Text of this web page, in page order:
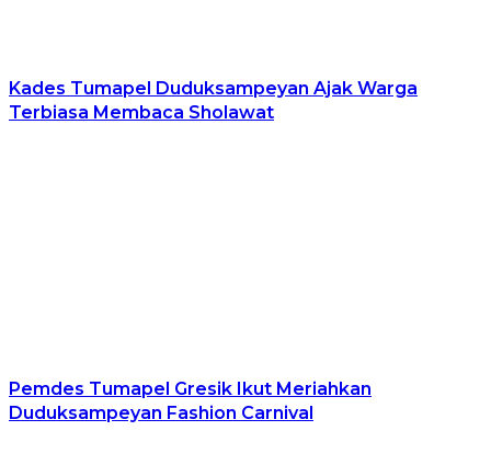
Kades Tumapel Duduksampeyan Ajak Warga
Terbiasa Membaca Sholawat
Pemdes Tumapel Gresik Ikut Meriahkan
Duduksampeyan Fashion Carnival